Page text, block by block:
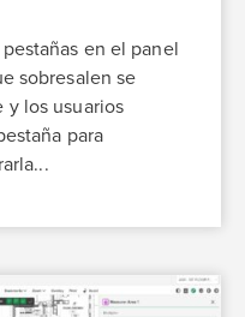
en el panel
sobresalen se
y los usuarios
para